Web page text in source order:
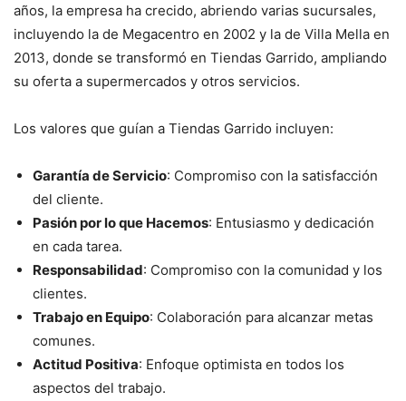
años, la empresa ha crecido, abriendo varias sucursales,
incluyendo la de Megacentro en 2002 y la de Villa Mella en
2013, donde se transformó en Tiendas Garrido, ampliando
su oferta a supermercados y otros servicios.
Los valores que guían a Tiendas Garrido incluyen:
Garantía de Servicio: Compromiso con la satisfacción
del cliente.
Pasión por lo que Hacemos: Entusiasmo y dedicación
en cada tarea.
Responsabilidad: Compromiso con la comunidad y los
clientes.
Trabajo en Equipo: Colaboración para alcanzar metas
comunes.
Actitud Positiva: Enfoque optimista en todos los
aspectos del trabajo.